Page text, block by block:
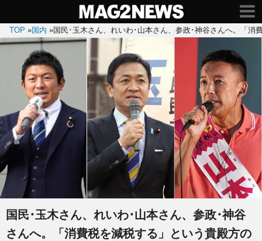
TOP »国内 »国民･玉木さん、れいわ･山本さん、参政･神谷さんへ。「
国民･玉木さん、れいわ･山本さん、参政･神谷
さんへ。「消費税を減税する」という貴殿方の